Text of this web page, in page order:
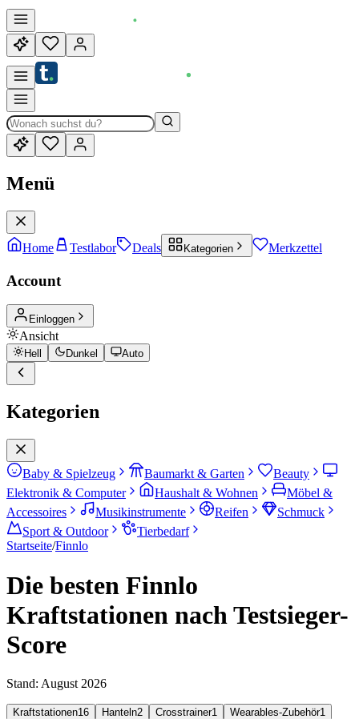
Menü
Home Testlabor Deals Kategorien Merkzettel
Account
Einloggen
Ansicht
Hell Dunkel Auto
Kategorien
Baby & Spielzeug Baumarkt & Garten
Beauty
Elektronik & Computer
Haushalt & Wohnen
Möbel &
Accessoires
Musikinstrumente Reifen
Schmuck
Sport & Outdoor
Tierbedarf
Startseite/Finnlo
Die besten Finnlo
Kraftstationen nach Testsieger-
Score
Stand: August 2026
Kraftstationen16 Hanteln2 Crosstrainer1 Wearables-Zubehör1